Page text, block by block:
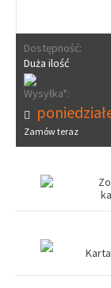
Dostępność:
Duża ilość
Wysyłka*:
Zamów teraz